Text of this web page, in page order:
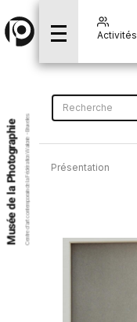
Musée de la PhotographieCentre d’art contemporain de la Fédération Wallonie - Bruxelles
Activités
Présentation